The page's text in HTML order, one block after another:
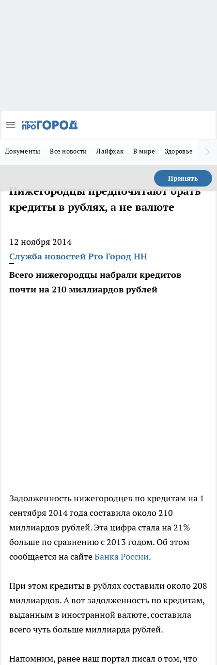
Документы Все новости Лайфхак В мире Здоровье
Принять
Нижегородцы предпочитают брать
кредиты в рублях, а не валюте
12 ноября 2014
Служба новостей Pro Город НН
Всего нижегородцы набрали кредитов
почти на 210 миллиардов рублей
Задолженность нижегородцев по кредитам на 1
сентября 2014 года составила около 210
миллиардов рублей. Эта цифра стала на 21%
больше по сравнению с 2013 годом. Об этом
сообщается на сайтеБанка России.
При этом кредиты в рублях составили около 208
миллиардов. А вот задолженность по кредитам,
выданным в иностранной валюте, составила
всего чуть больше миллиарда рублей.
Напомним, ранее наш портал писал о том, что